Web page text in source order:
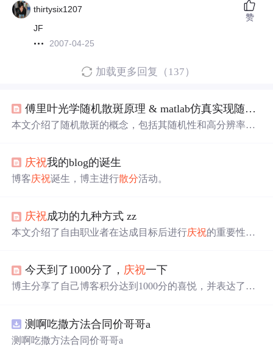
thirtysix1207
JF
2007-04-25
赞
加载更多回复（137）
傅里叶光学随机散斑原理 & matlab仿真实现随机散斑
本文介绍了随机散斑的概念，包括其随机性和高分辨率特
斑的生成过程，提供了仿真代码和参考资源。
庆祝我的blog的诞生
博客庆祝诞生，博主进行散分活动。
庆祝成功的九种方式 zz
本文介绍了自由职业者在达成目标后进行庆祝的重要性，
今天到了1000分了， 庆祝一下
博主分享了自己博客积分达到1000分的喜悦，并表达了 庆
测啊吃撒方法合同价哥哥a
测啊吃撒方法合同价哥哥a